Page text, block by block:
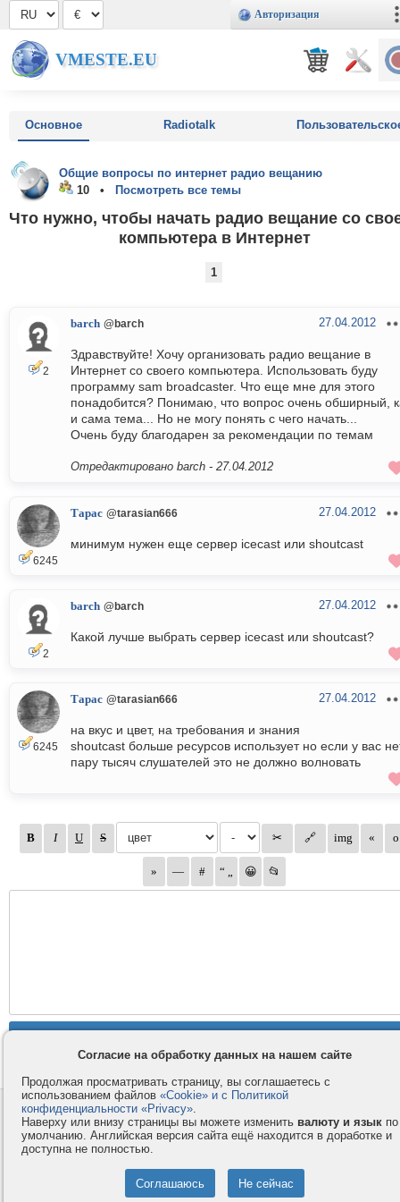
Авторизация
VMESTE.EU
Основное Radiotalk
Общие вопросы по интернет радио вещанию
10 •
Посмотреть все темы
Что нужно, чтобы начать радио вещание со
компьютера в Интернет
1
2
barch @barch 27.04.2012
Здравствуйте! Хочу организовать радио вещание в
Интернет со своего компьютера. Использовать буду
программу sam broadcaster. Что еще мне для этого
понадобится? Понимаю, что вопрос очень обширный,
и сама тема... Но не могу понять с чего начать...
Очень буду благодарен за рекомендации по темам
Отредактировано barch - 27.04.2012
6245
Тарас @tarasian666 27.04.2012
минимум нужен еще сервер icecast или shoutcast
2
barch @barch 27.04.2012
Какой лучше выбрать сервер icecast или shoutcast?
6245
Тарас @tarasian666 27.04.2012
на вкус и цвет, на требования и знания
shoutcast больше ресурсов использует но если у вас
пару тысяч слушателей это не должно волновать
Контакты
Компания
Правила и условия
Услуги
© 2008-2026VMESTE.EU - Все права защищены.
Согласие на обработку данных на нашем сайте
Продолжая просматривать страницу, вы соглашаетесь с
использованием файлов «Cookie» и с Политикой
конфиденциальности «Privacy».
Наверху или внизу страницы вы можете изменить валюту и язык по
умолчанию. Английская версия сайта ещё находится в доработке и
доступна не полностью.